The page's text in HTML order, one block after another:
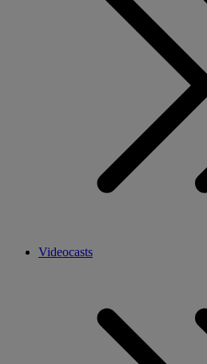
Videocasts